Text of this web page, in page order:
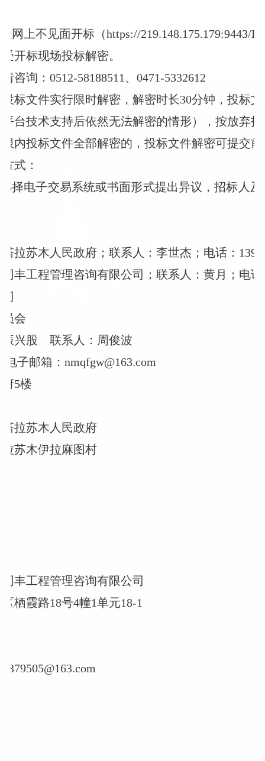
网上不见面开标（https://219.148.175.179:9443/
开标现场投标解密。
咨询：0512-58188511、0471-5332612
标文件实行限时解密，解密时长30分钟，投标
台技术支持后依然无法解密的情形），按放弃
内投标文件全部解密的，投标文件解密可提交
式：
择电子交易系统或书面形式提出异议，招标人
拉苏木人民政府；联系人：李世杰；电话：
丰工程管理咨询有限公司；联系人：黄月；电话
会
兴股
联系人：周俊波
电子邮箱：nmqfgw@163.com
5楼
拉苏木人民政府
苏木伊拉麻图村
丰工程管理咨询有限公司
栖霞路18号4幢1单元18-1